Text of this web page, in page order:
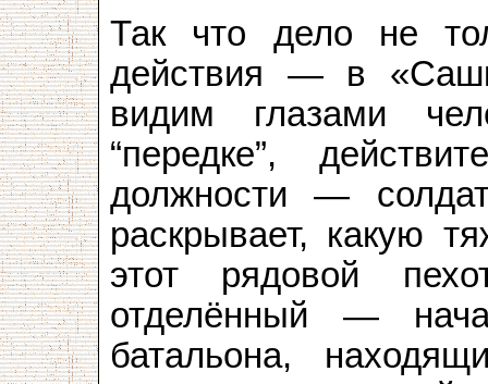
Так что дело не
действия — в
видим глазами
“передке”,
должности —
раскрывает, какую
этот рядовой
отделённый —
батальона,